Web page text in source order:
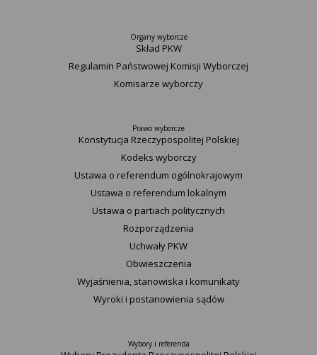
Organy wyborcze
Skład PKW
Regulamin Państwowej Komisji Wyborczej
Komisarze wyborczy
Prawo wyborcze
Konstytucja Rzeczypospolitej Polskiej​
Kodeks wyborczy
Ustawa o referendum ogólnokrajowym
Ustawa o referendum lokalnym
Ustawa o partiach politycznych
Rozporządzenia
Uchwały PKW
Obwieszczenia
Wyjaśnienia, stanowiska i komunikaty
Wyroki i postanowienia sądów
Wybory i referenda